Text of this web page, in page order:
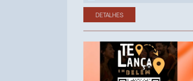
DETALHES